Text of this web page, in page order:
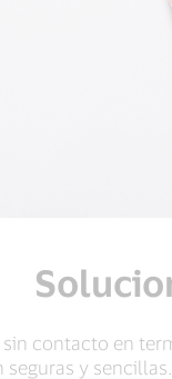
contacto en
y